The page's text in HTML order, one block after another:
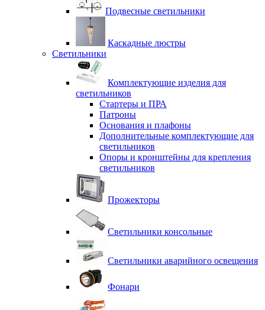
Подвесные светильники
Каскадные люстры
Светильники
Комплектующие изделия для
светильников
Стартеры и ПРА
Патроны
Основания и плафоны
Дополнительные комплектующие для
светильников
Опоры и кронштейны для крепления
светильников
Прожекторы
Светильники консольные
Светильники аварийного освещения
Фонари